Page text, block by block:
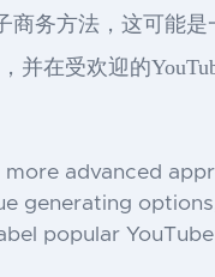
商务方法，这可能
并在受欢迎的
advanced
generating
popular